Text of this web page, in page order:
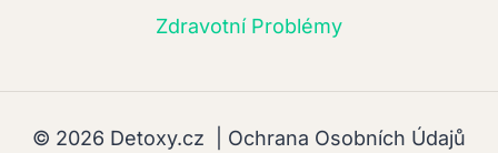
Zdravotní Problémy
© 2026 Detoxy.cz | Ochrana Osobních Údajů